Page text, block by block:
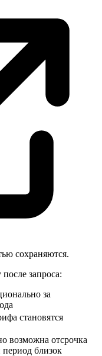
сохраняются.
запроса:
за
становятся
возможна отсрочка
близок